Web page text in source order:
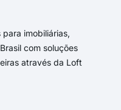
imobiliárias,
com soluções
através da Loft